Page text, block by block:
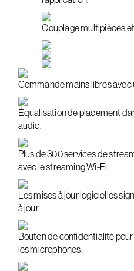
Couplage multipièces
Commande mains libres
Équalisation de placement
audio.
Plus de 300 services de
avec le streaming Wi-Fi.
Les mises à jour logicielles
à jour.
Bouton de confidentialité
les microphones.